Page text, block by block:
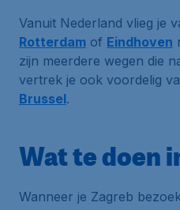
Vanuit Nederland vlieg je
Rotterdam of Eindhoven
zijn meerdere wegen die
vertrek je ook voordelig
Brussel.
Wat te doen
Wanneer je Zagreb